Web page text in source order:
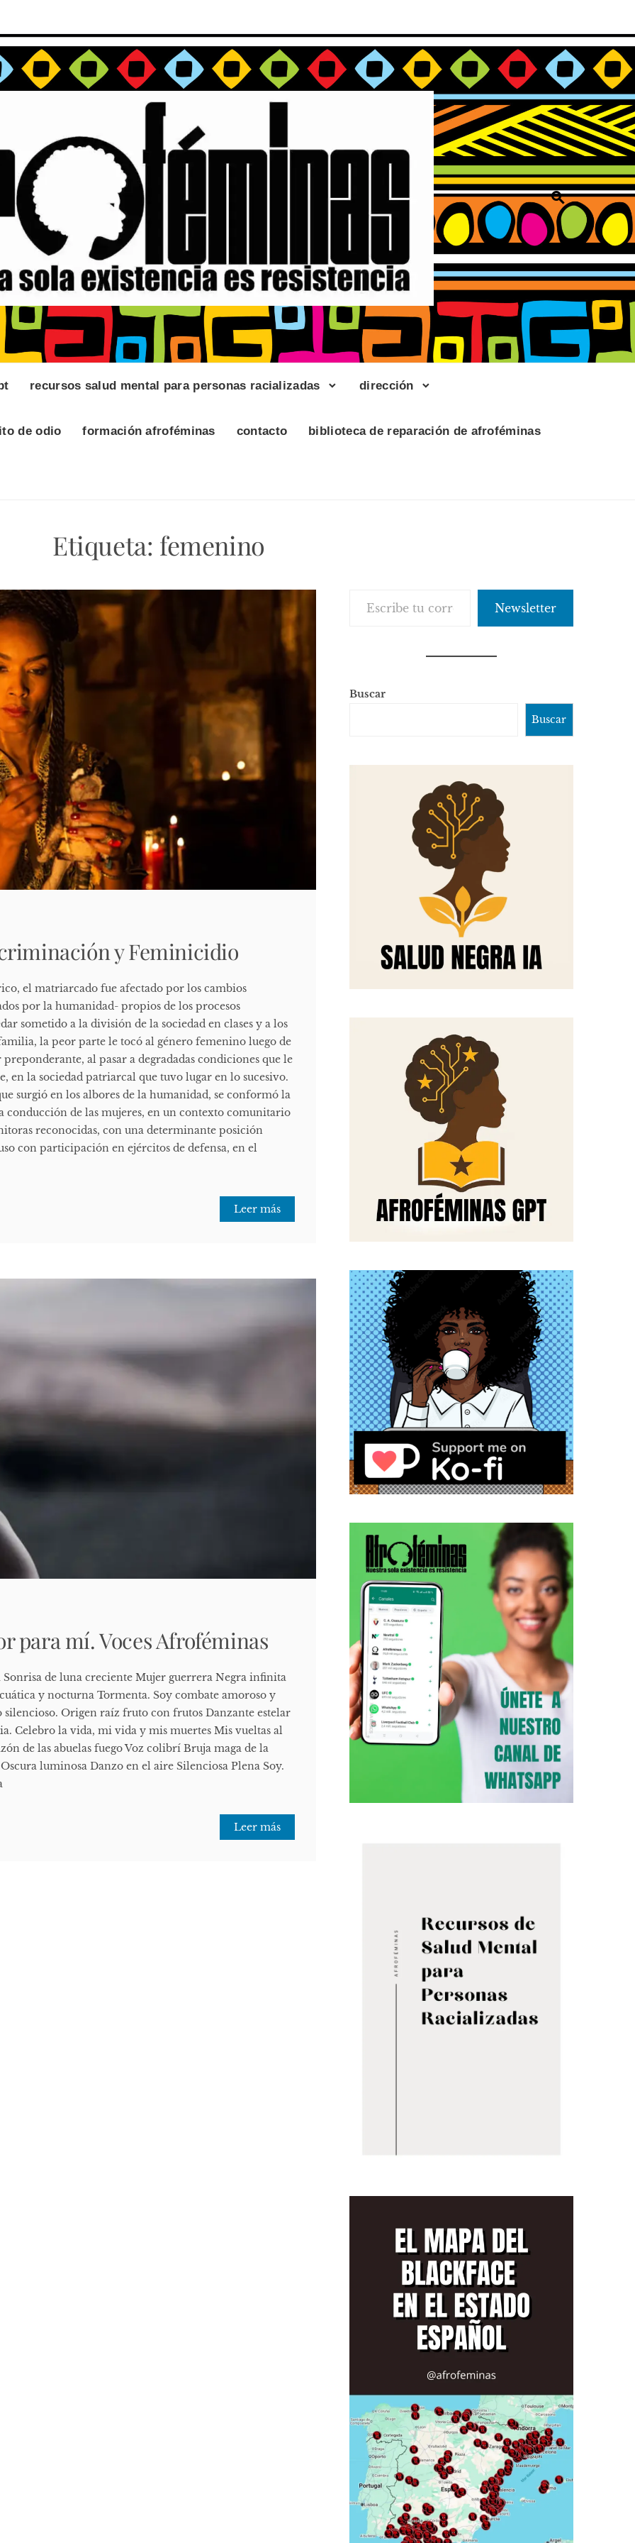
recursos salud mental para personas racializadas dirección
de odio formación afroféminas contacto biblioteca de reparación de afroféminas
Etiqueta: femenino
y Feminicidio
el matriarcado fue afectado por los cambios
por la humanidad- propios de los procesos
sometido a la división de la sociedad en clases y a los
la peor parte le tocó al género femenino luego de
al pasar a degradadas condiciones que le
en la sociedad patriarcal que tuvo lugar en lo sucesivo.
surgió en los albores de la humanidad, se conformó la
de las mujeres, en un contexto comunitario
reconocidas, con una determinante posición
con participación en ejércitos de defensa, en el
Leer más
para mí. Voces Afroféminas
de luna creciente Mujer guerrera Negra infinita
y nocturna Tormenta. Soy combate amoroso y
silencioso. Origen raíz fruto con frutos Danzante estelar
Celebro la vida, mi vida y mis muertes Mis vueltas al
de las abuelas fuego Voz colibrí Bruja maga de la
luminosa Danzo en el aire Silenciosa Plena Soy.
Leer más
Newsletter
Buscar
Buscar